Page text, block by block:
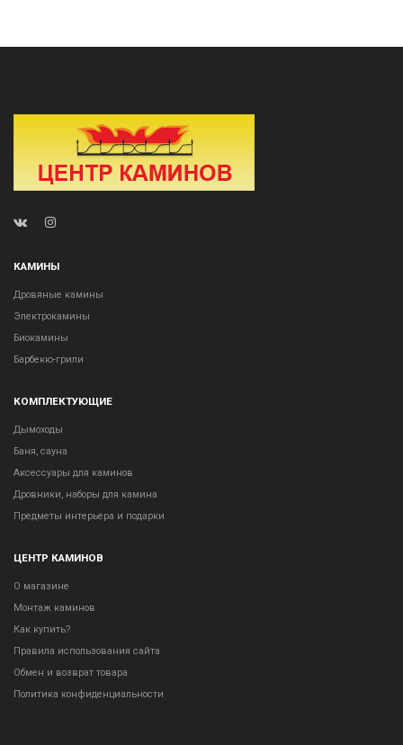
КАМИНЫ
Дровяные камины
Электрокамины
Биокамины
Барбекю-грили
КОМПЛЕКТУЮЩИЕ
Дымоходы
Баня, сауна
Аксессуары для каминов
Дровники, наборы для камина
Предметы интерьера и подарки
ЦЕНТР КАМИНОВ
О магазине
Монтаж каминов
Как купить?
Правила использования сайта
Обмен и возврат товара
Политика конфиденциальности